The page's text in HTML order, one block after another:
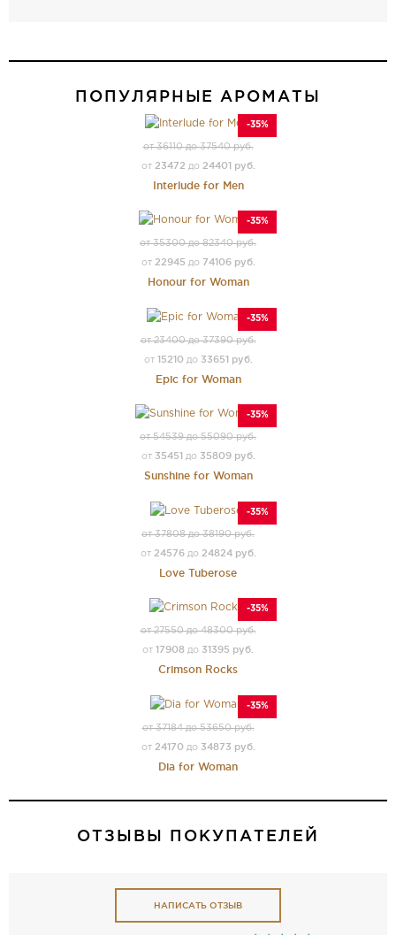
ПОПУЛЯРНЫЕ АРОМАТЫ
-35%
от 36110 до 37540 руб.
от 23472 до 24401 руб.
Interlude for Men
-35%
от 35300 до 82340 руб.
от 22945 до 74106 руб.
Honour for Woman
-35%
от 23400 до 37390 руб.
от 15210 до 33651 руб.
Epic for Woman
-35%
от 54539 до 55090 руб.
от 35451 до 35809 руб.
Sunshine for Woman
-35%
от 37808 до 38190 руб.
от 24576до 24824 руб.
Love Tuberose
-35%
от 27550 до 48300 руб.
от 17908 до 31395 руб.
Crimson Rocks
-35%
от 37184 до 53650 руб.
от 24170 до 34873 руб.
Dia for Woman
ОТЗЫВЫ ПОКУПАТЕЛЕЙ
НАПИСАТЬ ОТЗЫВ